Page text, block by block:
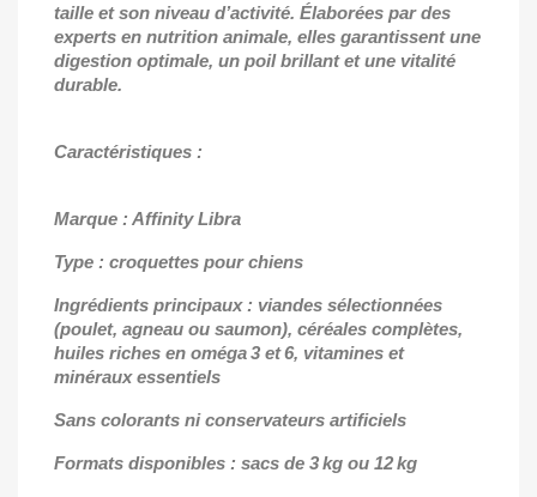
taille et son niveau d’activité. Élaborées par des
experts en nutrition animale, elles garantissent une
digestion optimale, un poil brillant et une vitalité
durable.
Caractéristiques :
Marque : Affinity Libra
Type : croquettes pour chiens
Ingrédients principaux : viandes sélectionnées
(poulet, agneau ou saumon), céréales complètes,
huiles riches en oméga 3 et 6, vitamines et
minéraux essentiels
Sans colorants ni conservateurs artificiels
Formats disponibles : sacs de 3 kg ou 12 kg